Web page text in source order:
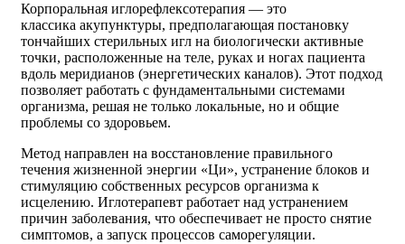
Корпоральная иглорефлексотерапия — это
классика акупунктуры, предполагающая постановку
тончайших стерильных игл на биологически активные
точки, расположенные на теле, руках и ногах пациента
вдоль меридианов (энергетических каналов). Этот подход
позволяет работать с фундаментальными системами
организма, решая не только локальные, но и общие
проблемы со здоровьем.
Метод направлен на восстановление правильного
течения жизненной энергии «Ци», устранение блоков и
стимуляцию собственных ресурсов организма к
исцелению. Иглотерапевт работает над устранением
причин заболевания, что обеспечивает не просто снятие
симптомов, а запуск процессов саморегуляции.